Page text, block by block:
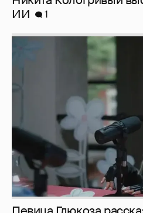
Певица Глюкоза
эротического журнала